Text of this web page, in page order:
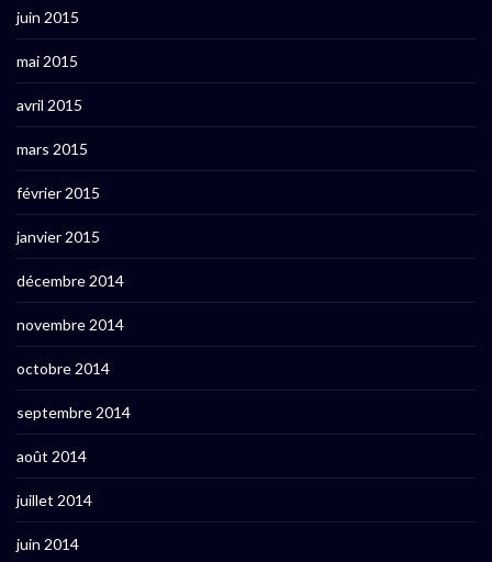
juin 2015
mai 2015
avril 2015
mars 2015
février 2015
janvier 2015
décembre 2014
novembre 2014
octobre 2014
septembre 2014
août 2014
juillet 2014
juin 2014